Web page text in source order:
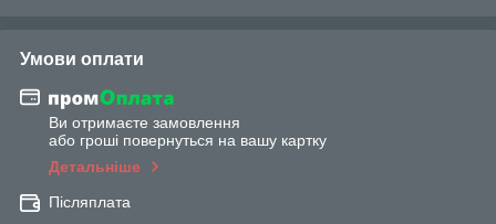
Умови оплати
Ви отримаєте замовлення
або гроші повернуться на вашу картку
Детальніше
Післяплата